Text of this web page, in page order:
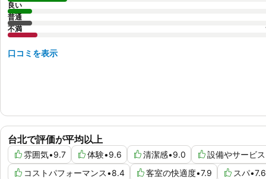
台北で評価が平均以上
雰囲気•9.7 体験•9.6 清潔感•9.0 設備やサービス
コストパフォーマンス•8.4 客室の快適度•7.9 スパ•7.6
良い
普通
不満
口コミを表示